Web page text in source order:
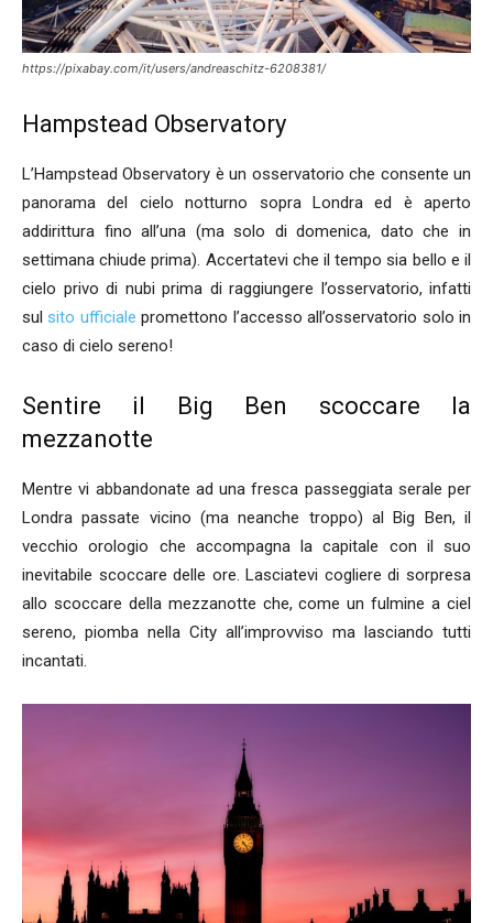
https://pixabay.com/it/users/andreaschitz-6208381/
Hampstead Observatory
L’Hampstead Observatory è un osservatorio che consente un
panorama del cielo notturno sopra Londra ed è aperto
addirittura fino all’una (ma solo di domenica, dato che in
settimana chiude prima). Accertatevi che il tempo sia bello e il
cielo privo di nubi prima di raggiungere l’osservatorio, infatti
sul sito ufficiale promettono l’accesso all’osservatorio solo in
caso di cielo sereno!
Sentire il Big Ben scoccare la
mezzanotte
Mentre vi abbandonate ad una fresca passeggiata serale per
Londra passate vicino (ma neanche troppo) al Big Ben, il
vecchio orologio che accompagna la capitale con il suo
inevitabile scoccare delle ore. Lasciatevi cogliere di sorpresa
allo scoccare della mezzanotte che, come un fulmine a ciel
sereno, piomba nella City all’improvviso ma lasciando tutti
incantati.